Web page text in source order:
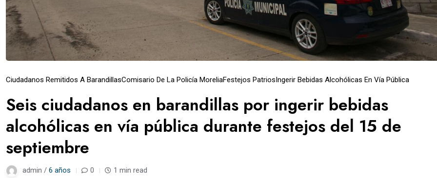
Ciudadanos Remitidos A BarandillasComisario De La Policía MoreliaFestejos PatriosIngerir Bebidas Alcohólicas En Vía Pública
Seis ciudadanos en barandillas por ingerir bebidas
alcohólicas en vía pública durante festejos del 15 de
septiembre
admin / 6 años 0 1 min read